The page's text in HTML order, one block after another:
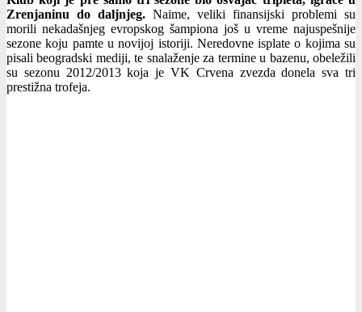
Zrenjaninu do daljnjeg. Naime, veliki finansijski problemi su
morili nekadašnjeg evropskog šampiona još u vreme najuspešnije
sezone koju pamte u novijoj istoriji. Neredovne isplate o kojima su
pisali beogradski mediji, te snalaženje za termine u bazenu, obeležili
su sezonu 2012/2013 koja je VK Crvena zvezda donela sva tri
prestižna trofeja.